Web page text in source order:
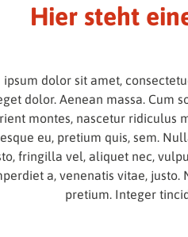
Hier steht
ipsum dolor sit amet,
dolor. Aenean massa. Cum
montes, nascetur ridiculus
eu, pretium quis, sem.
fringilla vel, aliquet nec,
a, venenatis vitae,
pretium. Integer